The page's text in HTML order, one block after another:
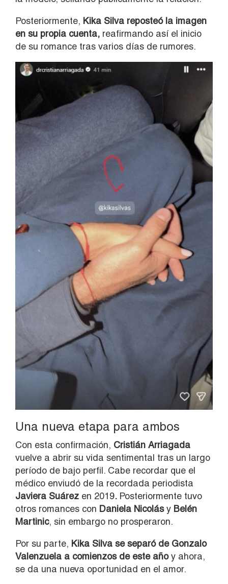
Posteriormente, Kika Silva reposteó la imagen
en su propia cuenta, reafirmando así el inicio
de su romance tras varios días de rumores.
Una nueva etapa para ambos
Con esta confirmación, Cristián Arriagada
vuelve a abrir su vida sentimental tras un largo
período de bajo perfil. Cabe recordar que el
médico enviudó de la recordada periodista
Javiera Suárez en 2019. Posteriormente tuvo
otros romances con Daniela Nicolásy Belén
Martinic, sin embargo no prosperaron.
Por su parte, Kika Silva se separó de Gonzalo
Valenzuela a comienzos de este añoy ahora,
se da una nueva oportunidad en el amor.